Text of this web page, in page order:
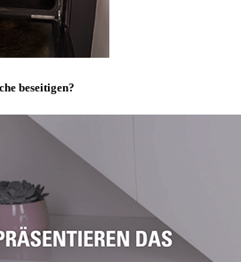
beseitigen?